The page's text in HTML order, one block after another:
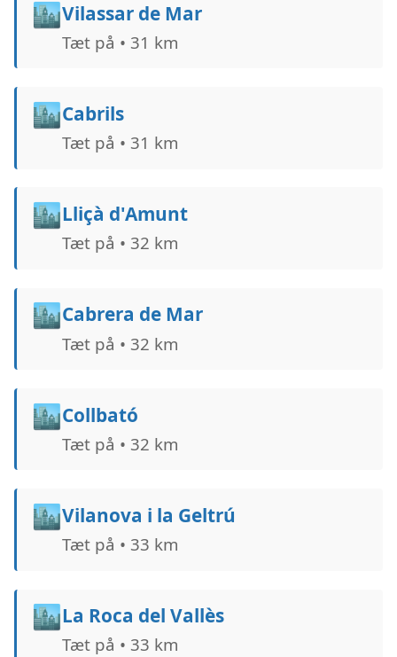
🏙️Vilassar de Mar
Tæt på • 31 km
🏙️Cabrils
Tæt på • 31 km
🏙️Lliçà d'Amunt
Tæt på • 32 km
🏙️Cabrera de Mar
Tæt på • 32 km
🏙️Collbató
Tæt på • 32 km
🏙️Vilanova i la Geltrú
Tæt på • 33 km
🏙️La Roca del Vallès
Tæt på • 33 km